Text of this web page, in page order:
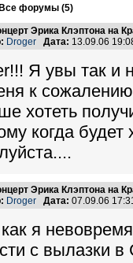
форумы (5)
Эрика Клэптона на
Droger Дата: 13.09.06
Я увы так и
к
хотеть
когда
Эрика Клэптона на
Droger Дата: 07.09.06
я
с вылазки в